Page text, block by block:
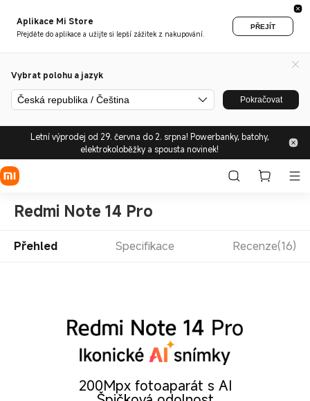
Aplikace Mi Store
Přejděte do aplikace a užijte si lepší zážitek z nakupování.
PŘEJÍT
Vybrat polohu a jazyk
Česká republika / Čeština Pokračovat
Letní výprodej od 29. června do 2. srpna! Powerbanky, batohy,
elektrokoloběžky a spousta novinek!
Redmi Note 14 Pro
Přehled Specifikace Recenze(16)
200Mpx fotoaparát s AI